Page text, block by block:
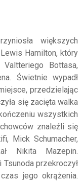
większych
Hamilton, który
Bottasa,
Świetnie wypadł
przedzielając
się zacięta walka
wszystkich
znaleźli się
Mick Schumacher,
Nikita Mazepin.
Tsunoda przekroczył
jego okrążenia.